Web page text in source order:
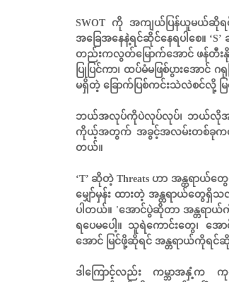
SWOT ကို အကျယ်ပြန်ယူမယ်ဆိုရ
အခြေအနေနဲ့ရင်ဆိုင်နေရပါစေ။
တည်းကလွတ်မြောက်အောင် ဖန်တီးနို
ပြုပြင်ကာ၊ ထပ်မံမဖြစ်ပွားအေ
မရှိတဲ့ ခြောက်ပြစ်ကင်းသဲလဲစင်လို့ မ
ဘယ်အလုပ်ကိုပဲလုပ်လုပ်၊ ဘယ်လိုအခ
ကိုယ့်အတွက် အခွင့်အလမ်းတစ်ခုကတေ
တယ်။
‘T’ ဆိုတဲ့ Threats ဟာ အန္တရာယ်
မျှော်မှန်း ထားတဲ့ အန္တရာယ်တွေ
ပါတယ်။ 'အောင်ပွဲဆိုတာ အန္တရာ
ရပေမပေါ့။ သူရဲကောင်းတွေ၊
အောင် မြင်ဖို့ဆိုရင် အန္တရာယ်ကိုရ
ဒါကြောင့်လည်း ကမ္ဘာအနှံ့က ကု